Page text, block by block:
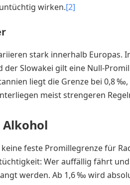
wirken.[2]
stark innerhalb Europas.
der Slowakei gilt eine Null-
liegt die Grenze bei 0,8
meist strengeren
Alkohol
feste Promillegrenze für
Wer auffällig fährt
werden. Ab 1,6 ‰ wird